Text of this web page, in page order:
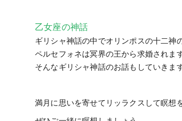
乙女座の神話
ギリシャ神話の中でオリンポスの十二神
ペルセフォネは冥界の王から求婚されま
そんなギリシャ神話のお話もしていきます
満月に思いを寄せてリッラクスして瞑想